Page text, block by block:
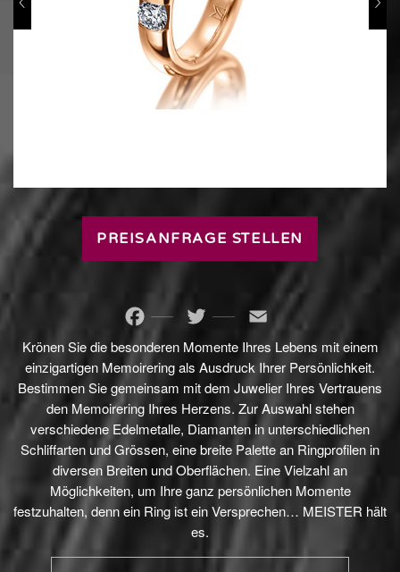
PREISANFRAGE STELLEN
Facebook Twitter Email
Krönen Sie die besonderen Momente Ihres Lebens mit einem
einzigartigen Memoirering als Ausdruck Ihrer Persönlichkeit.
Bestimmen Sie gemeinsam mit dem Juwelier Ihres Vertrauens
den Memoirering Ihres Herzens. Zur Auswahl stehen
verschiedene Edelmetalle, Diamanten in unterschiedlichen
Schliffarten und Grössen, eine breite Palette an Ringprofilen in
diversen Breiten und Oberflächen. Eine Vielzahl an
Möglichkeiten, um Ihre ganz persönlichen Momente
festzuhalten, denn ein Ring ist ein Versprechen… MEISTER hält
es.